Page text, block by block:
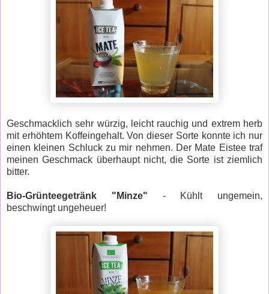
Geschmacklich sehr würzig, leicht rauchig und extrem herb
mit erhöhtem Koffeingehalt. Von dieser Sorte konnte ich nur
einen kleinen Schluck zu mir nehmen. Der Mate Eistee traf
meinen Geschmack überhaupt nicht, die Sorte ist ziemlich
bitter.
Bio-Grünteegetränk "Minze" - Kühlt ungemein,
beschwingt ungeheuer!